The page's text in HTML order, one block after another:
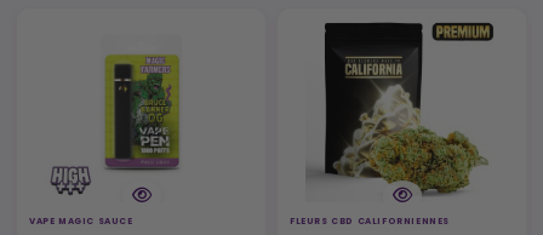
VAPE MAGIC SAUCE FLEURS CBD CALIFORNIENNES